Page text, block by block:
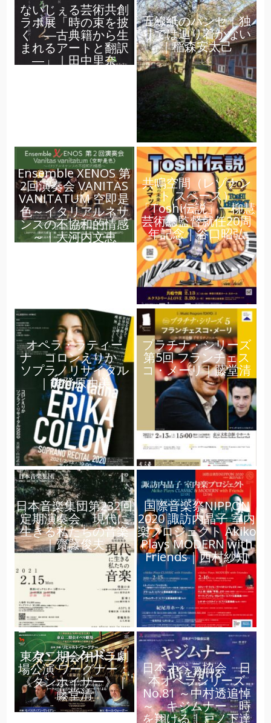
ないじぇる芸術共創
ラボ展「時の束を披
く ―古典籍から生
まれるアートと翻訳
―」｜田中里奈
五線紙のパンセ｜独
りでは辿り着かない
｜稲森安太己
Ensemble XENOS 第
2回演奏会 VANITAS
VANITATUM 空即是
色～イタリアルネサ
ンスの不協和的情感
～｜大河内文恵
共鳴空間（レゾナン
ト スペース）
「Toshi伝説」一柳慧
芸術総監督就任20周
年記念｜谷口昭弘
オペラ・ラティー
ナ コロンえりか
ソプラノリサイタル
｜能登原由美
プラチナ・シリーズ
第5回 フランチェス
コ・メーリ｜藤堂清
日本音楽集団第232回
定期演奏会 現代に
生きる私たちの音楽
｜齋藤俊夫
国際音楽祭NIPPON
2020 諏訪内晶子 室内
楽プロジェクト Akiko
Plays MODERN with
Friends｜西村紗知
東京二期会オペラ劇
場公演 ワーグナー：
《タンホイザー》｜
藤堂清
日本オペラ協会 日
本オペラシリーズ
No.81 ～中村透追悼
～ キジムナー 時
を翔ける｜戸ノ下達